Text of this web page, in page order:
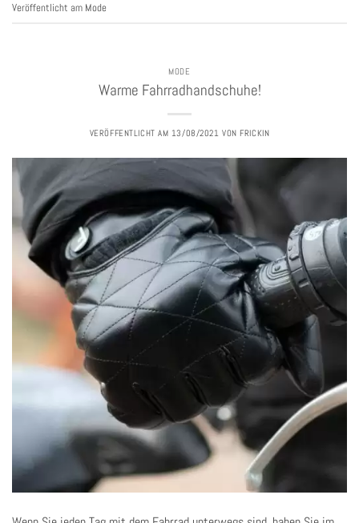
Veröffentlicht am Mode
MODE
Warme Fahrradhandschuhe!
VERÖFFENTLICHT AM 13/08/2021 VONFRICKIN